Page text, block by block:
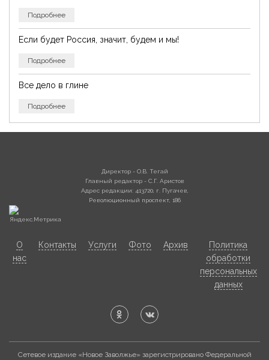
Подробнее
Если будет Россия, значит, будем и мы!
Подробнее
Все дело в глине
Подробнее
Директор - О.В. Тегай
Главный редактор - С.Г. Аристов
Адрес редакции: 413720, г. Пугачев,
Революционный проспект, 186
О
нас
Контакты Услуги Фото Архив
Политика
обработки
персональных
данных
Сетевое издание «Новое Заволжье» зарегистрировано Федеральной